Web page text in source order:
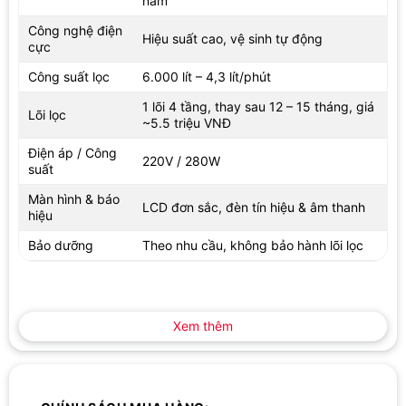
Lõi lọc 4 tầng: Tuổi thọ lên đến 6.000 lít, loại bỏ hiệu quả tạp
chất, hóa chất, vi khuẩn, virus… nhưng vẫn giữ lại vi khoáng tự
Phù hợp đặc thù nguồn nước Việt Nam, đảm
bảo nước đầu vào đạt chuẩn cho quá trình điện phân.
Tính năng an toàn:
Cảnh báo nước không uống được, mặc định
chế độ nước uống khi mở vòi, tự động xả nước dư, báo lỗi nguồn
nước đầu vào, hiển thị chỉ số pH và hydrogen rõ ràng.
Thiết kế trải nghiệm người dùng
Đáp ứng nhu cầu sử dụng liên tục của
gia đình hiện đại.
Công nghệ điện
cực
Hiệu suất cao, vệ sinh tự động
Công suất lọc 6.000 lít – 4,3 lít/phút
Lõi lọc
1 lõi 4 tầng, thay sau 12 – 15 tháng, giá
~5.5 triệu VNĐ
Điện áp / Công
suất
220V / 280W
Màn hình & báo
hiệu
LCD đơn sắc, đèn tín hiệu & âm thanh
Bảo dưỡng Theo nhu cầu, không bảo hành lõi lọc
Xem thêm